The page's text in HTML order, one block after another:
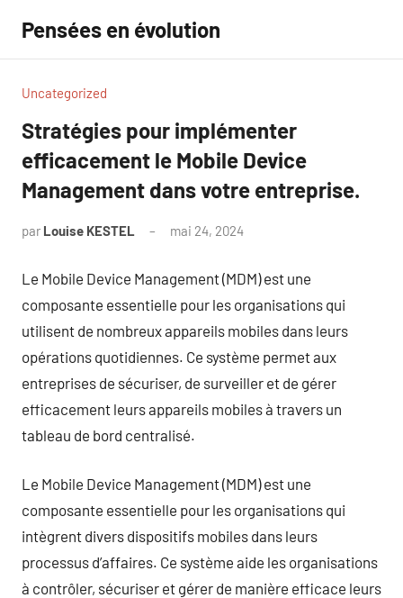
contenu
Pensées en évolution
Uncategorized
Stratégies pour implémenter
efficacement le Mobile Device
Management dans votre entreprise.
par Louise KESTEL mai 24, 2024
Le Mobile Device Management (MDM) est une
composante essentielle pour les organisations qui
utilisent de nombreux appareils mobiles dans leurs
opérations quotidiennes. Ce système permet aux
entreprises de sécuriser, de surveiller et de gérer
efficacement leurs appareils mobiles à travers un
tableau de bord centralisé.
Le Mobile Device Management (MDM) est une
composante essentielle pour les organisations qui
intègrent divers dispositifs mobiles dans leurs
processus d’affaires. Ce système aide les organisations
à contrôler, sécuriser et gérer de manière efficace leurs